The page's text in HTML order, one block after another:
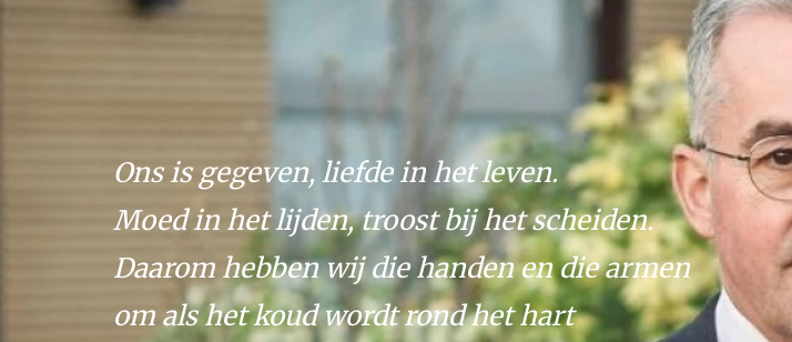
Ons is gegeven, liefde in het leven.
Moed in het lijden, troost bij het scheiden.
Daarom hebben wij die handen en die armen
om als het koud wordt rond het hart